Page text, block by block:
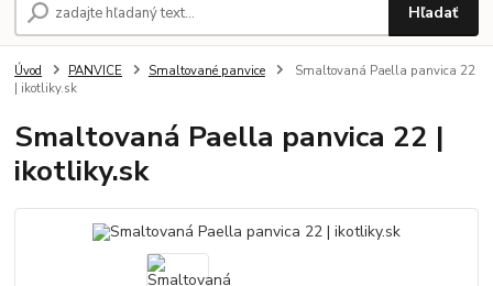
Hľadať
Úvod PANVICE Smaltované panvice
Smaltovaná Paella panvica 22
| ikotliky.sk
Smaltovaná Paella panvica 22 |
ikotliky.sk